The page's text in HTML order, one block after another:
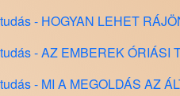
- HOGYAN LEHET
- AZ EMBEREK ÓRIÁSI
- MI A MEGOLDÁS AZ